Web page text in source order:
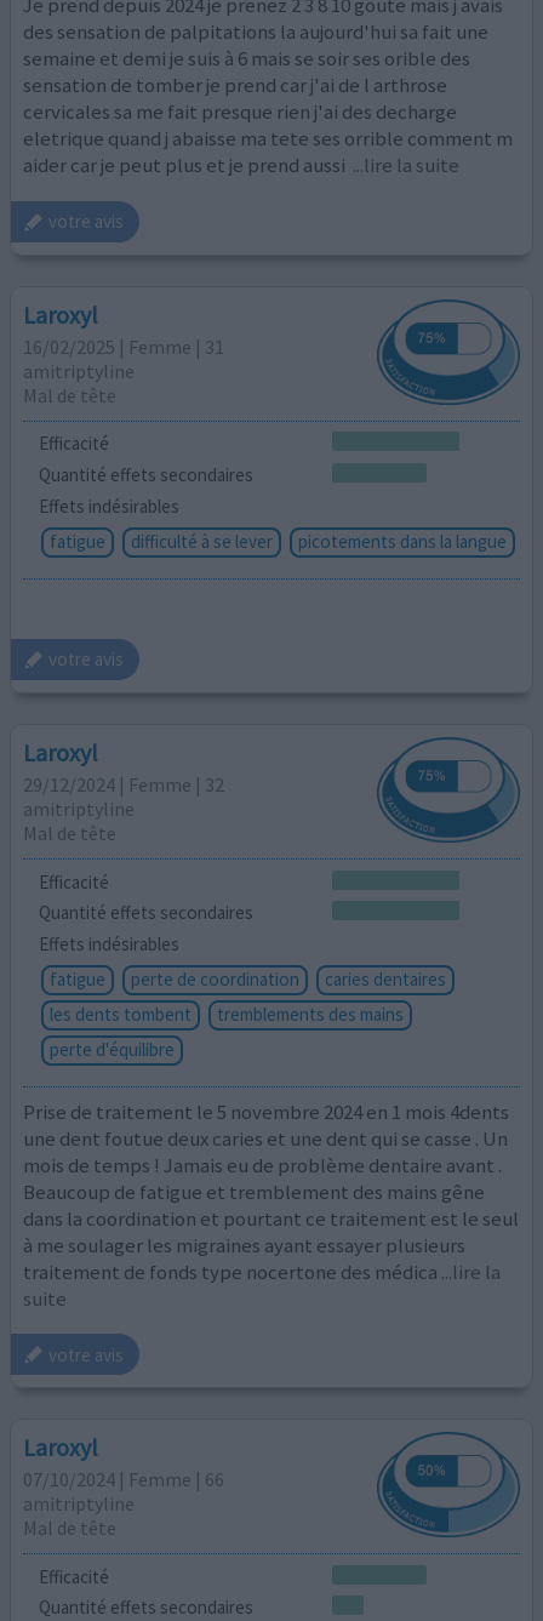
des sensation de palpitations la aujourd'hui sa fait une
semaine et demi je suis à 6 mais se soir ses orible des
sensation de tomber je prend car j'ai de l arthrose
cervicales sa me fait presque rien j'ai des decharge
eletrique quand j abaisse ma tete ses orrible comment m
aider car je peut plus et je prend aussi ...lire la suite
votre avis
Laroxyl
16/02/2025 | Femme | 31
amitriptyline
Mal de tête
Efficacité
Quantité effets secondaires
Effets indésirables
fatigue
difficulté à se lever picotements dans la langue
votre avis
Laroxyl
29/12/2024 | Femme | 32
amitriptyline
Mal de tête
Efficacité
Quantité effets secondaires
Effets indésirables
fatigue
perte de coordination
caries dentaires
les dents tombent
tremblements des mains
perte d'équilibre
Prise de traitement le 5 novembre 2024 en 1 mois 4dents
une dent foutue deux caries et une dent qui se casse . Un
mois de temps ! Jamais eu de problème dentaire avant .
Beaucoup de fatigue et tremblement des mains gêne
dans la coordination et pourtant ce traitement est le seul
à me soulager les migraines ayant essayer plusieurs
traitement de fonds type nocertone des médica ...lire la
suite
votre avis
Laroxyl
07/10/2024 | Femme | 66
amitriptyline
Mal de tête
Efficacité
Quantité effets secondaires